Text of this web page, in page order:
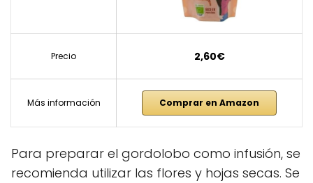
Precio 2,60€
Más información Comprar en Amazon
Para preparar el gordolobo como infusión, se
recomienda utilizar las flores y hojas secas. Se